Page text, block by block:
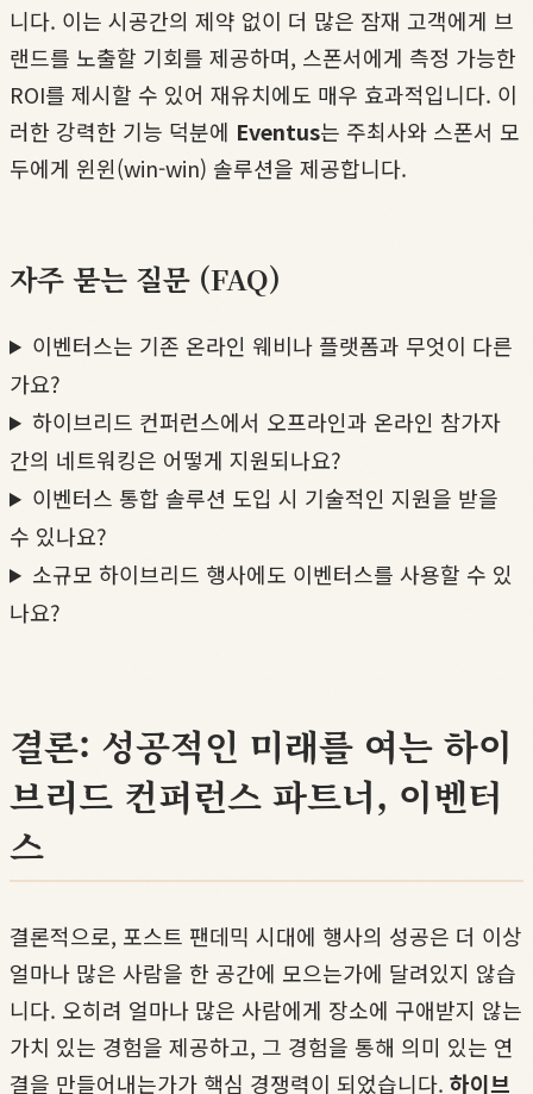
니다. 이는 시공간의 제약 없이 더 많은 잠재 고객에게 브
랜드를 노출할 기회를 제공하며, 스폰서에게 측정 가능한
ROI를 제시할 수 있어 재유치에도 매우 효과적입니다. 이
러한 강력한 기능 덕분에 Eventus는 주최사와 스폰서 모
두에게 윈윈(win-win) 솔루션을 제공합니다.
자주 묻는 질문 (FAQ)
이벤터스는 기존 온라인 웨비나 플랫폼과 무엇이 다른
가요?
하이브리드 컨퍼런스에서 오프라인과 온라인 참가자
간의 네트워킹은 어떻게 지원되나요?
이벤터스 통합 솔루션 도입 시 기술적인 지원을 받을
수 있나요?
소규모 하이브리드 행사에도 이벤터스를 사용할 수 있
나요?
결론: 성공적인 미래를 여는 하이
브리드 컨퍼런스 파트너, 이벤터
스
결론적으로, 포스트 팬데믹 시대에 행사의 성공은 더 이상
얼마나 많은 사람을 한 공간에 모으는가에 달려있지 않습
니다. 오히려 얼마나 많은 사람에게 장소에 구애받지 않는
가치 있는 경험을 제공하고, 그 경험을 통해 의미 있는 연
결을 만들어내는가가 핵심 경쟁력이 되었습니다. 하이브